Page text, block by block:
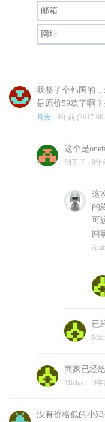
我整了个韩国的
是原价59欧了啊
月光 9年前 (2017-
这个是
明王子 9年
这
的
可
回
已
商家已经
Michael 9年
没有价格低的小鸡